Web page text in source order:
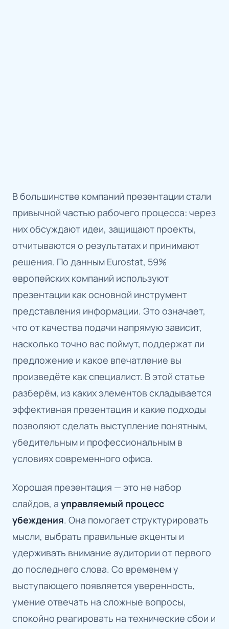
В большинстве компаний презентации стали
привычной частью рабочего процесса: через
них обсуждают идеи, защищают проекты,
отчитываются о результатах и принимают
решения. По данным Eurostat, 59%
европейских компаний используют
презентации как основной инструмент
представления информации. Это означает,
что от качества подачи напрямую зависит,
насколько точно вас поймут, поддержат ли
предложение и какое впечатление вы
произведёте как специалист. В этой статье
разберём, из каких элементов складывается
эффективная презентация и какие подходы
позволяют сделать выступление понятным,
убедительным и профессиональным в
условиях современного офиса.
Хорошая презентация — это не набор
слайдов, а управляемый процесс
убеждения. Она помогает структурировать
мысли, выбрать правильные акценты и
удерживать внимание аудитории от первого
до последнего слова. Со временем у
выступающего появляется уверенность,
умение отвечать на сложные вопросы,
спокойно реагировать на технические сбои и